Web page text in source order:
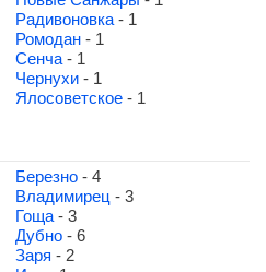
Радивоновка - 1
Ромодан - 1
Сенча - 1
Чернухи - 1
Ялосоветское - 1
Березно - 4
Владимирец - 3
Гоща - 3
Дубно - 6
Заря - 2